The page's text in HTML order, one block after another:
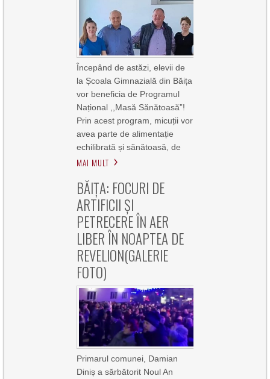
Începând de astăzi, elevii de
la Școala Gimnazială din Băița
vor beneficia de Programul
Național ,,Masă Sănătoasă”!
Prin acest program, micuții vor
avea parte de alimentație
echilibrată și sănătoasă, de
MAI MULT
BĂIȚA: FOCURI DE
ARTIFICII ȘI
PETRECERE ÎN AER
LIBER ÎN NOAPTEA DE
REVELION(GALERIE
FOTO)
Primarul comunei, Damian
Diniș a sărbătorit Noul An